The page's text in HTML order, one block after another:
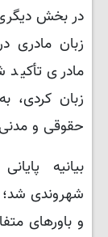
در بخش دیگری
زبان مادری
مادری تأکید
زبان کردی،
حقوقی و
بیانیه
شهروندی شد؛
و باورهای